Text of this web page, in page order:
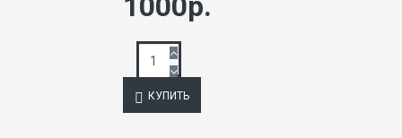
КУПИТЬ